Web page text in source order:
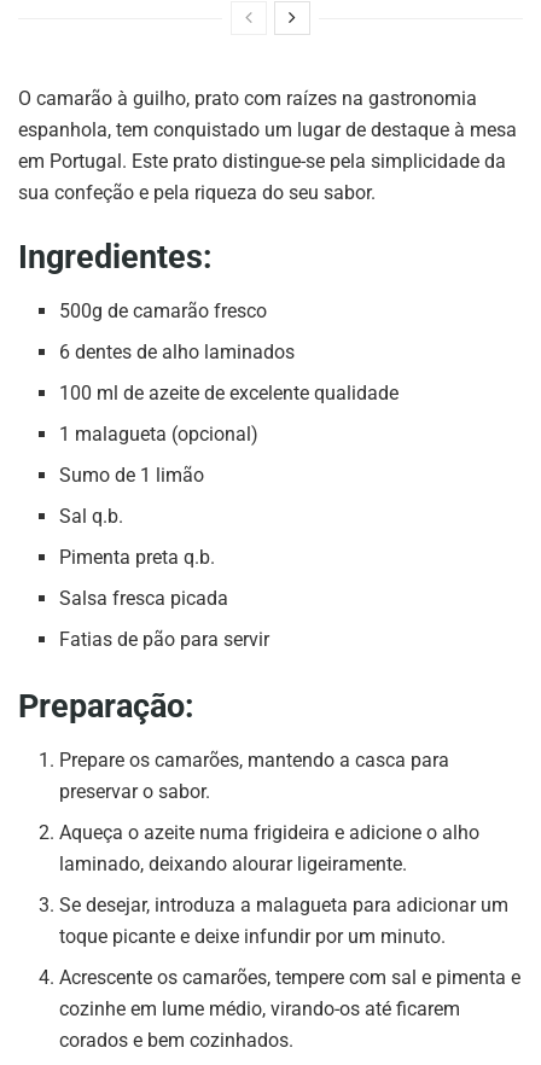
O camarão à guilho, prato com raízes na gastronomia
espanhola, tem conquistado um lugar de destaque à mesa
em Portugal. Este prato distingue-se pela simplicidade da
sua confeção e pela riqueza do seu sabor.
Ingredientes:
500g de camarão fresco
6 dentes de alho laminados
100 ml de azeite de excelente qualidade
1 malagueta (opcional)
Sumo de 1 limão
Sal q.b.
Pimenta preta q.b.
Salsa fresca picada
Fatias de pão para servir
Preparação:
Prepare os camarões, mantendo a casca para
preservar o sabor.
Aqueça o azeite numa frigideira e adicione o alho
laminado, deixando alourar ligeiramente.
Se desejar, introduza a malagueta para adicionar um
toque picante e deixe infundir por um minuto.
Acrescente os camarões, tempere com sal e pimenta e
cozinhe em lume médio, virando-os até ficarem
corados e bem cozinhados.